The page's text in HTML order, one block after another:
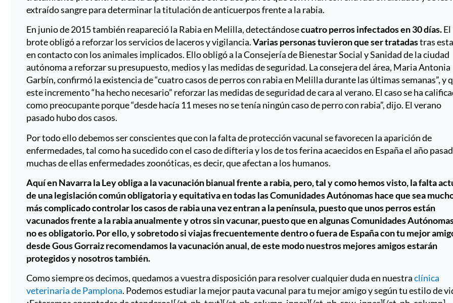
este incremento “ha hecho necesario” reforzar las medidas de seguridad de cara al verano. El caso se ha
pasado hubo dos casos.
Por todo ello debemos ser conscientes que con la falta de protección vacunal se favorecen la aparición de
enfermedades, tal como ha sucedido con el caso de difteria y los de tos ferina acaecidos en España el año
muchas de ellas enfermedades zoonóticas, es decir, que afectan a los humanos.
Aquí en Navarra la Ley obliga a la vacunación bianual frente a rabia, pero, tal y como hemos visto, la falta
de una legislación común obligatoria y equitativa en todas las Comunidades Autónomas hace que sea mucho
más complicado controlar los casos de rabia una vez entran a la península, puesto que unos perros están
vacunados frente a la rabia anualmente y otros sin vacunar, puesto que en algunas Comunidades Autónomas
no es obligatorio. Por ello, y sobretodo si viajas frecuentemente dentro o fuera de España con tu mejor
desde Gous Gorraiz recomendamos la vacunación anual, de este modo nuestros mejores amigos estarán
Como siempre os decimos, quedamos a vuestra disposición para resolver cualquier duda en nuestraclínica
veterinaria de Pamplona. Podemos estudiar la mejor pauta vacunal para tu mejor amigo y según tu estilo de
¡Estaremos encantadas de atenderos![/et_pb_text][/et_pb_column_inner][/et_pb_row_inner][/et_pb_column]
[et_pb_column type=»1_3″ _builder_version=»4.16″ custom_padding=»|||» global_colors_info=»{}»
custom_padding__hover=»|||»][et_pb_text disabled_on=»on|off|off» _builder_version=»3.29.3″
text_font=»|300||on|||||» text_text_color=»#ffffff» text_font_size=»20px» text_line_height=»1em»
header_2_font=»Roboto|900|||||||» header_2_text_align=»center» header_2_font_size=»40px»
header_2_line_height=»1.4em» background_color=»#521264″ max_width=»540px» max_width_tablet=»»